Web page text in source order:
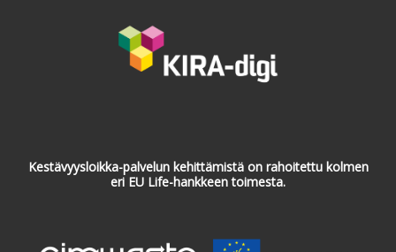
Kestävyysloikka-palvelun kehittämistä on rahoitettu kolmen
eri EU Life-hankkeen toimesta.